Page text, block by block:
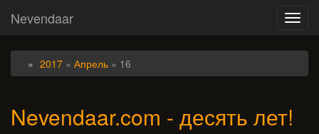
Nevendaar
2017 » Апрель » 16
Nevendaar.com - десять лет!